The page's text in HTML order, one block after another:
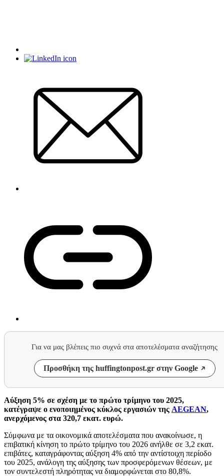
Για να μας βλέπεις πιο συχνά στα αποτελέσματα αναζήτησης
Προσθήκη της huffingtonpost.gr στην Google
Αύξηση 5% σε σχέση με το πρώτο τρίμηνο του 2025,
κατέγραψε ο ενοποιημένος κύκλος εργασιών της AEGEAN,
ανερχόμενος στα 320,7 εκατ. ευρώ.
Σύμφωνα με τα οικονομικά αποτελέσματα που ανακοίνωσε, η
επιβατική κίνηση το πρώτο τρίμηνο του 2026 ανήλθε σε 3,2 εκατ.
επιβάτες, καταγράφοντας αύξηση 4% από την αντίστοιχη περίοδο
του 2025, ανάλογη της αύξησης των προσφερόμενων θέσεων, με
τον συντελεστή πληρότητας να διαμορφώνεται στο 80,8%.